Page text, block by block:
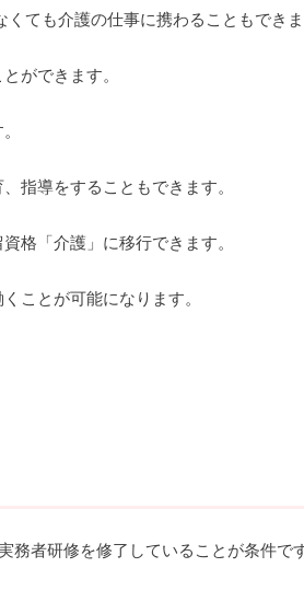
ても介護の仕事に携わることもでき
ができます。
指導をすることもできます。
格「介護」に移行できます。
ことが可能になります。
者研修を修了していることが条件で